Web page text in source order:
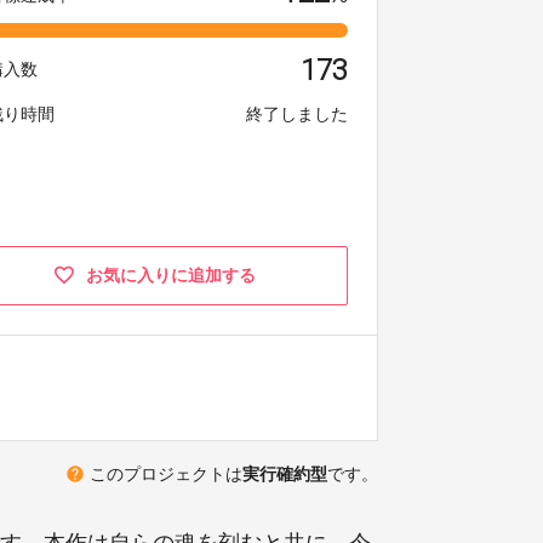
入数 173
時間 終了しました
お気に入りに追加する
help このプロジェクトは実行確約型です。